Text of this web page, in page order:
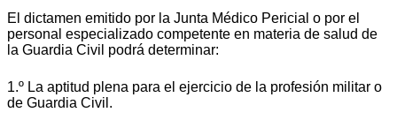
El dictamen emitido por la Junta Médico Pericial o por el
personal especializado competente en materia de salud de
la Guardia Civil podrá determinar:
1.º La aptitud plena para el ejercicio de la profesión militar o
de Guardia Civil.